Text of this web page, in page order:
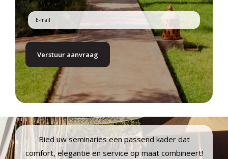
Bied uw seminaries een passend kader dat
comfort, elegantie en service op maat combineert!